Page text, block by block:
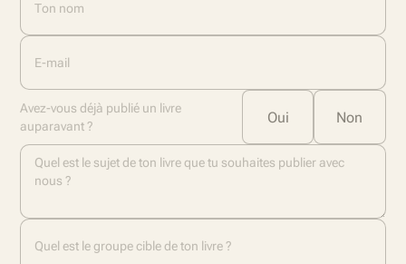
Ton nom
E-mail
Avez-vous déjà publié un livre
auparavant ?
Oui Non
Quel est le sujet de ton livre que tu souhaites publier avec
nous ?
Quel est le groupe cible de ton livre ?